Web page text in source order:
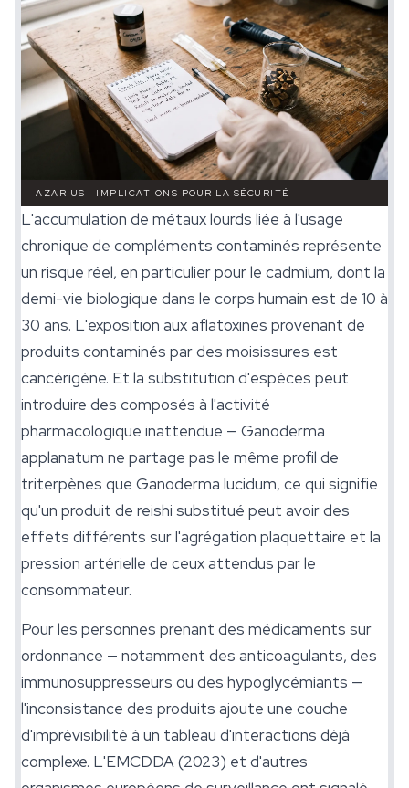
AZARIUS · IMPLICATIONS POUR LA SÉCURITÉ
L'accumulation de métaux lourds liée à l'usage
chronique de compléments contaminés représente
un risque réel, en particulier pour le cadmium, dont la
demi-vie biologique dans le corps humain est de 10 à
30 ans. L'exposition aux aflatoxines provenant de
produits contaminés par des moisissures est
cancérigène. Et la substitution d'espèces peut
introduire des composés à l'activité
pharmacologique inattendue — Ganoderma
applanatum ne partage pas le même profil de
triterpènes que Ganoderma lucidum, ce qui signifie
qu'un produit de reishi substitué peut avoir des
effets différents sur l'agrégation plaquettaire et la
pression artérielle de ceux attendus par le
consommateur.
Pour les personnes prenant des médicaments sur
ordonnance — notamment des anticoagulants, des
immunosuppresseurs ou des hypoglycémiants —
l'inconsistance des produits ajoute une couche
d'imprévisibilité à un tableau d'interactions déjà
complexe. L'EMCDDA (2023) et d'autres